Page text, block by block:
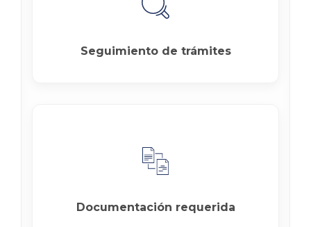
Seguimiento de trámites
Documentación requerida